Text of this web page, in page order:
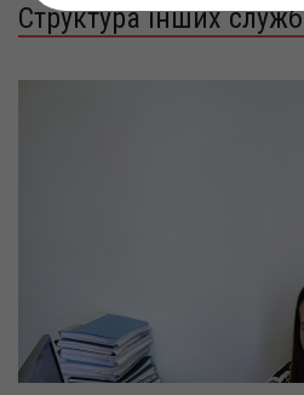
Структура інших служб